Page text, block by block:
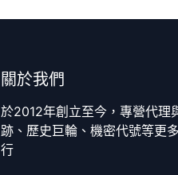
關於我們
於2012年創立至今，專營代理
跡、歷史巨輪、機密代號等更
行